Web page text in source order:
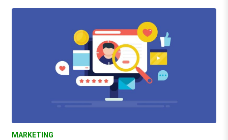
MARKETING